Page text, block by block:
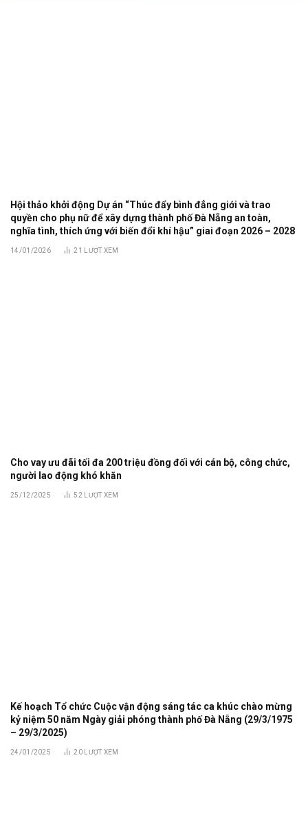
Hội thảo khởi động Dự án “Thúc đẩy bình đẳng giới và trao
quyền cho phụ nữ để xây dựng thành phố Đà Nẵng an toàn,
nghĩa tình, thích ứng với biến đổi khí hậu” giai đoạn 2026 – 2028
14/01/2026 21 LƯỢT XEM
Cho vay ưu đãi tối đa 200 triệu đồng đối với cán bộ, công chức,
người lao động khó khăn
25/12/2025 52 LƯỢT XEM
Kế hoạch Tổ chức Cuộc vận động sáng tác ca khúc chào mừng
kỷ niệm 50 năm Ngày giải phóng thành phố Đà Nẵng (29/3/1975
– 29/3/2025)
24/01/2025 20 LƯỢT XEM